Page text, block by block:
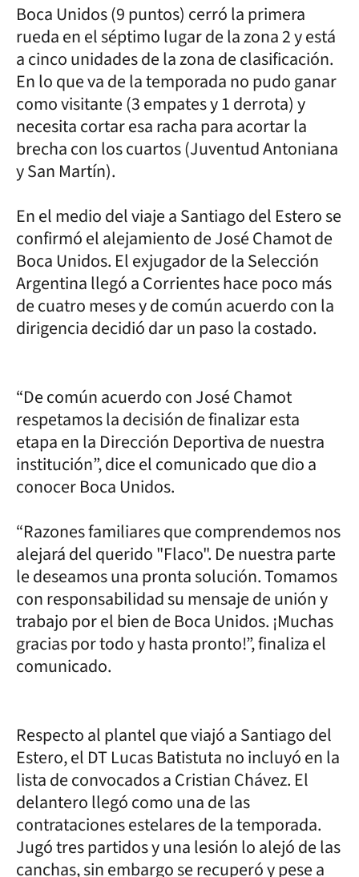
Boca Unidos (9 puntos) cerró la primera
rueda en el séptimo lugar de la zona 2 y está
a cinco unidades de la zona de clasificación.
En lo que va de la temporada no pudo ganar
como visitante (3 empates y 1 derrota) y
necesita cortar esa racha para acortar la
brecha con los cuartos (Juventud Antoniana
y San Martín).
En el medio del viaje a Santiago del Estero se
confirmó el alejamiento de José Chamot de
Boca Unidos. El exjugador de la Selección
Argentina llegó a Corrientes hace poco más
de cuatro meses y de común acuerdo con la
dirigencia decidió dar un paso la costado.
“De común acuerdo con José Chamot
respetamos la decisión de finalizar esta
etapa en la Dirección Deportiva de nuestra
institución”, dice el comunicado que dio a
conocer Boca Unidos.
“Razones familiares que comprendemos nos
alejará del querido "Flaco". De nuestra parte
le deseamos una pronta solución. Tomamos
con responsabilidad su mensaje de unión y
trabajo por el bien de Boca Unidos. ¡Muchas
gracias por todo y hasta pronto!”, finaliza el
comunicado.
Respecto al plantel que viajó a Santiago del
Estero, el DT Lucas Batistuta no incluyó en la
lista de convocados a Cristian Chávez. El
delantero llegó como una de las
contrataciones estelares de la temporada.
Jugó tres partidos y una lesión lo alejó de las
canchas, sin embargo se recuperó y pese a